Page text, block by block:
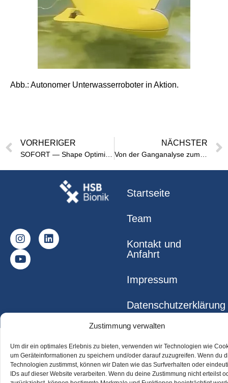
Zustimmung verwalten
Um dir ein optimales Erlebnis zu bieten, verwenden wir Technologien wie
um Geräteinformationen zu speichern und/oder darauf zuzugreifen. Wenn du
Technologien zustimmst, können wir Daten wie das Surfverhalten oder
IDs auf dieser Website verarbeiten. Wenn du deine Zustimmung nicht erteilst
Abb.: Autonomer Unterwasserroboter in Aktion.
VORHERIGER NÄCHSTER
Startseite
Team
Kontakt und
Anfahrt
Impressum
Datenschutzerklärung
Bremen